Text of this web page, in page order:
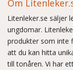
Om
Litenleker.se säljer
ungdomar.
produkter som inte
att du kan hitta
till tonåren. Vi har